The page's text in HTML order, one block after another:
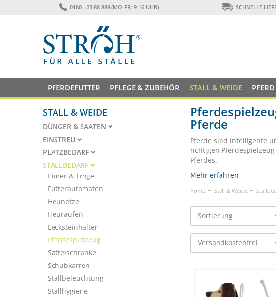
0180 - 23 88 888 (MO-FR: 9-16 UHR) SCHNELLE
PFERDEFUTTER PFLEGE & ZUBEHÖR STALL & WEIDE PFERD
Pferde
Pferde sind intelligente
richtigen
Pferdes.
Mehr erfahren
Home Stall & Weide
Sortierung
Versandkostenfrei
STALL & WEIDE
DÜNGER & SAATEN
EINSTREU
PLATZBEDARF
STALLBEDARF
Eimer & Tröge
Futterautomaten
Heunetze
Heuraufen
Lecksteinhalter
Pferdespielzeug
Sattelschränke
Schubkarren
Stallbeleuchtung
Stallhygiene